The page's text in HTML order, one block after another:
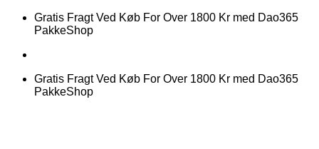
FortsætGratis Fragt Ved Køb For Over 1800 Kr med Dao365
PakkeShop
Gratis Fragt Ved Køb For Over 1800 Kr med Dao365
PakkeShop